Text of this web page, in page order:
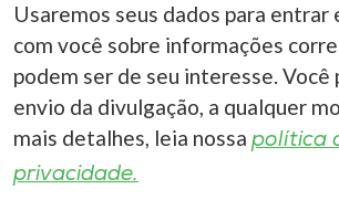
Usaremos seus dados para entrar
com você sobre informações
podem ser de seu interesse. Você
envio da divulgação, a qualquer
mais detalhes, leia nossa política
privacidade.